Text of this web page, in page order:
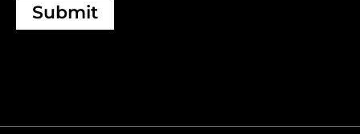
Submit